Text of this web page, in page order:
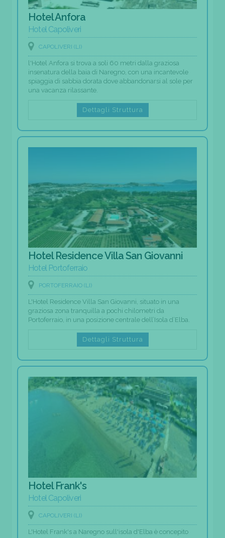
Hotel Anfora
Hotel Capoliveri
CAPOLIVERI (LI)
l'Hotel Anfora si trova a soli 60 metri dalla graziosa
insenatura della baia di Naregno, con una incantevole
spiaggia di sabbia dorata dove abbandonarsi al sole per
una vacanza rilassante.
Dettagli Struttura
Hotel Residence Villa San Giovanni
Hotel Portoferraio
PORTOFERRAIO (LI)
L'Hotel Residence Villa San Giovanni, situato in una
graziosa zona tranquilla a pochi chilometri da
Portoferraio, in una posizione centrale dell’Isola d’Elba.
Dettagli Struttura
Hotel Frank's
Hotel Capoliveri
CAPOLIVERI (LI)
L'Hotel Frank's a Naregno sull'isola d'Elba è concepito